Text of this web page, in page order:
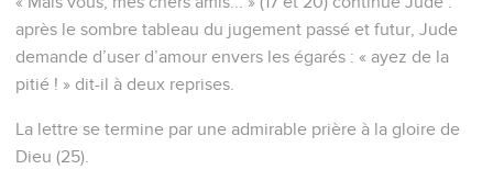
après le sombre tableau du jugement passé et futur, Jude
demande d’user d’amour envers les égarés : « ayez de la
pitié ! » dit-il à deux reprises.
La lettre se termine par une admirable prière à la gloire de
Dieu (25).